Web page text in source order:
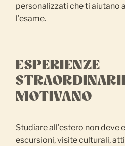
personalizzati che ti aiutano
l’esame.
ESPERIENZE
MOTIVANO
Studiare all’estero non deve
escursioni, visite culturali,